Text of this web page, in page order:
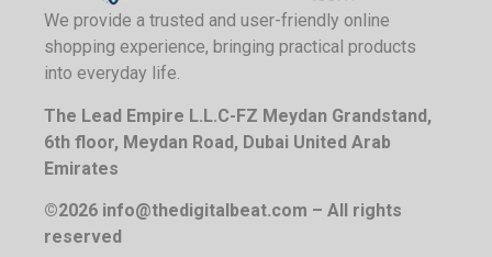
We provide a trusted and user-friendly online
shopping experience, bringing practical products
into everyday life.
The Lead Empire L.L.C-FZ Meydan Grandstand,
6th floor, Meydan Road, Dubai United Arab
Emirates
©2026 info@thedigitalbeat.com – All rights
reserved